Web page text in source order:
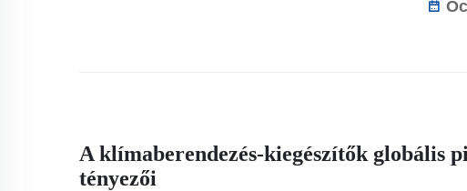
A klímaberendezés-kiegészítők globális
tényezői